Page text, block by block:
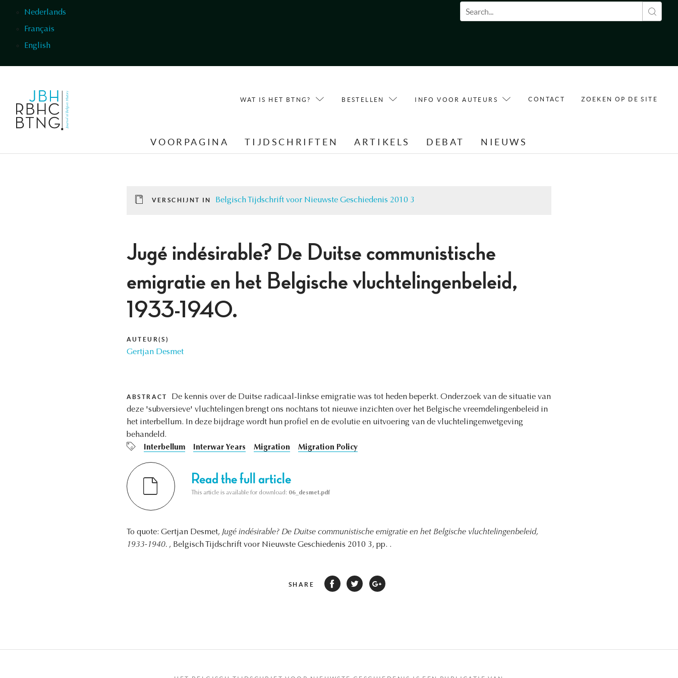
Nederlands
Français
English
Zoekveld
WAT IS HET BTNG? BESTELLEN INFO VOOR AUTEURS CONTACT ZOEKEN OP DE SITE
VOORPAGINA TIJDSCHRIFTEN ARTIKELS DEBAT NIEUWS
VERSCHIJNT IN Belgisch Tijdschrift voor Nieuwste Geschiedenis 2010 3
Jugé indésirable? De Duitse communistische
emigratie en het Belgische vluchtelingenbeleid,
1933-1940.
AUTEUR(S)
Gertjan Desmet
ABSTRACT
De kennis over de Duitse radicaal-linkse emigratie was tot heden beperkt. Onderzoek van de situatie van
deze 'subversieve' vluchtelingen brengt ons nochtans tot nieuwe inzichten over het Belgische vreemdelingenbeleid in
het interbellum. In deze bijdrage wordt hun profiel en de evolutie en uitvoering van de vluchtelingenwetgeving
behandeld.
Interbellum
Interwar Years Migration Migration Policy
Read the full article
This article is available for download: 06_desmet.pdf
To quote: Gertjan Desmet, Jugé indésirable? De Duitse communistische emigratie en het Belgische vluchtelingenbeleid,
1933-1940. , Belgisch Tijdschrift voor Nieuwste Geschiedenis 2010 3, pp. .
SHARE